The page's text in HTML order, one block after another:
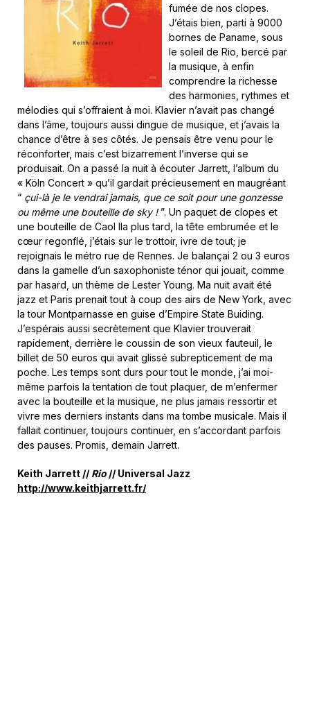
fumée de nos clopes.
J’étais bien, parti à 9000
bornes de Paname, sous
le soleil de Rio, bercé par
la musique, à enfin
comprendre la richesse
des harmonies, rythmes et
mélodies qui s’offraient à moi. Klavier n’avait pas changé
dans l’âme, toujours aussi dingue de musique, et j’avais la
chance d’être à ses côtés. Je pensais être venu pour le
réconforter, mais c’est bizarrement l’inverse qui se
produisait. On a passé la nuit à écouter Jarrett, l’album du
« Köln Concert » qu’il gardait précieusement en maugréant
“ çui-là je le vendrai jamais, que ce soit pour une gonzesse
ou même une bouteille de sky ! ”. Un paquet de clopes et
une bouteille de Caol Ila plus tard, la tête embrumée et le
cœur regonflé, j’étais sur le trottoir, ivre de tout; je
rejoignais le métro rue de Rennes. Je balançai 2 ou 3 euros
dans la gamelle d’un saxophoniste ténor qui jouait, comme
par hasard, un thème de Lester Young. Ma nuit avait été
jazz et Paris prenait tout à coup des airs de New York, avec
la tour Montparnasse en guise d’Empire State Buiding.
J’espérais aussi secrètement que Klavier trouverait
rapidement, derrière le coussin de son vieux fauteuil, le
billet de 50 euros qui avait glissé subrepticement de ma
poche. Les temps sont durs pour tout le monde, j’ai moi-
même parfois la tentation de tout plaquer, de m’enfermer
avec la bouteille et la musique, ne plus jamais ressortir et
vivre mes derniers instants dans ma tombe musicale. Mais il
fallait continuer, toujours continuer, en s’accordant parfois
des pauses. Promis, demain Jarrett.
Keith Jarrett // Rio // Universal Jazz
http://www.keithjarrett.fr/